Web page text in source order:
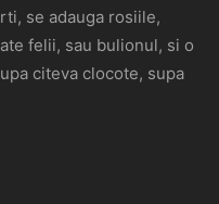
se adauga rosiile,
felii, sau bulionul, si o
citeva clocote, supa